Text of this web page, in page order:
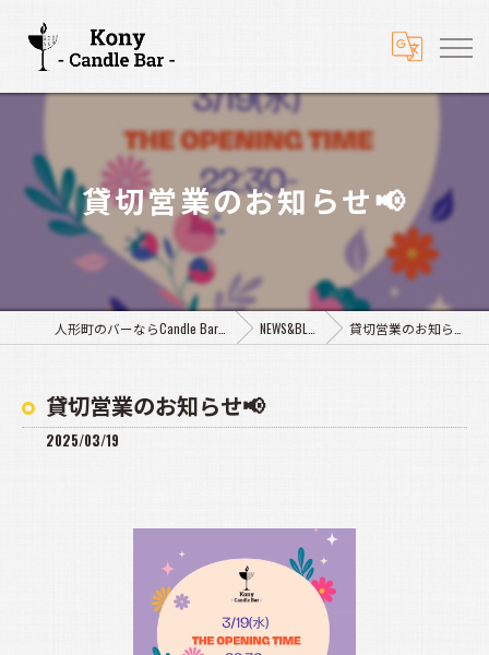
貸切営業のお知らせ📢
人形町のバーならCandle Bar Kony NEWS&BLOG 貸切営業のお知らせ📢
貸切営業のお知らせ📢
2025/03/19